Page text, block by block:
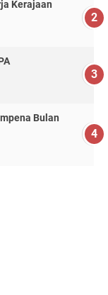
Kerajaan
Bulan